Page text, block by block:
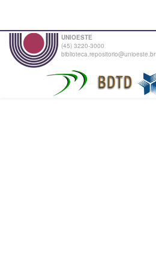
UNIOESTE
(45) 3220-3000
biblioteca.repositorio@unioeste.br